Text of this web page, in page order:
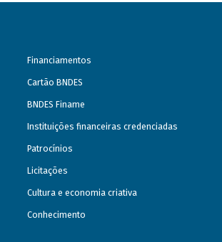
Financiamentos
Cartão BNDES
BNDES Finame
Instituições financeiras credenciadas
Patrocínios
Licitações
Cultura e economia criativa
Conhecimento